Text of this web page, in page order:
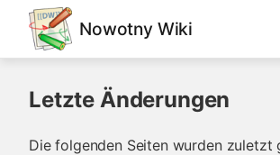
Nowotny Wiki
Letzte Änderungen
Die folgenden Seiten wurden zuletzt